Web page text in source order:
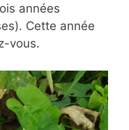
années
Cette année
vous.